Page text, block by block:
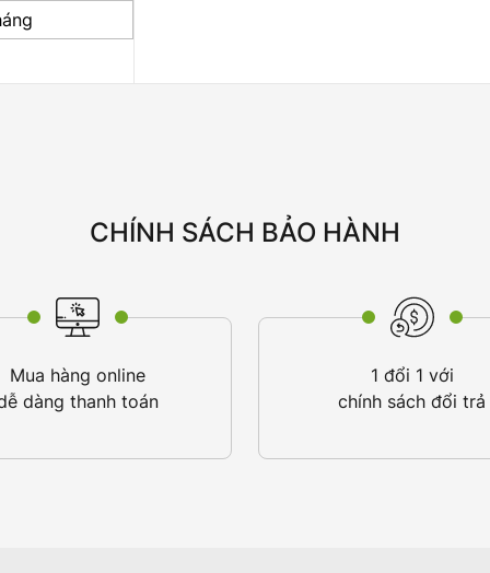
CHÍNH SÁCH BẢO HÀNH
Mua hàng online
dàng thanh toán
1 đổi 1 với
chính sách đổi trả